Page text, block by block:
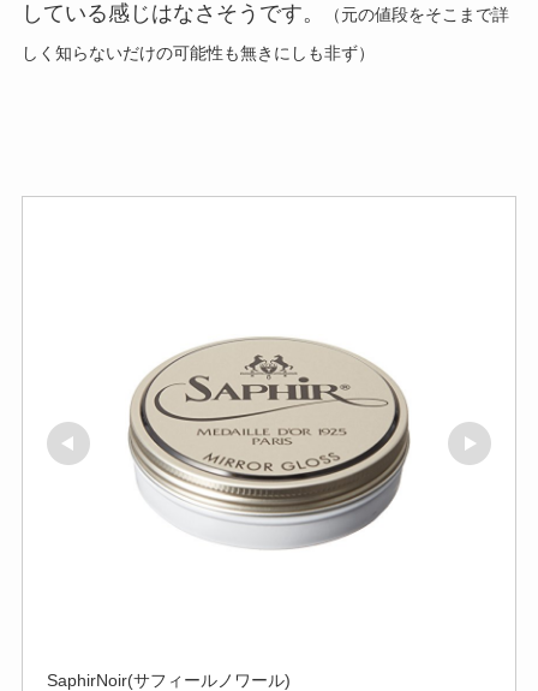
している感じはなさそうです。
（元の値段をそこまで詳
しく知らないだけの可能性も無きにしも非ず）
SaphirNoir(サフィールノワール)